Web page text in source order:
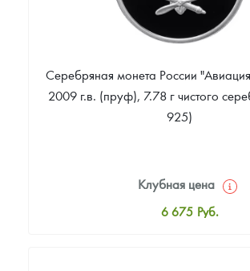
Серебряная монета России
2009 г.в. (пруф), 7.78 г чистого
925)
Клубная цена
6 675 Руб.